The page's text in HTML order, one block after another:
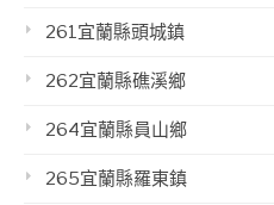
261宜蘭縣頭城鎮
262宜蘭縣礁溪鄉
264宜蘭縣員山鄉
265宜蘭縣羅東鎮